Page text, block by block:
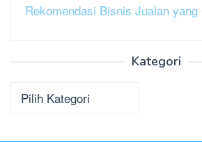
Rekomendasi Bisnis Jualan
Kategori
Kategori